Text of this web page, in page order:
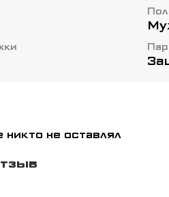
Пол
не оставлял